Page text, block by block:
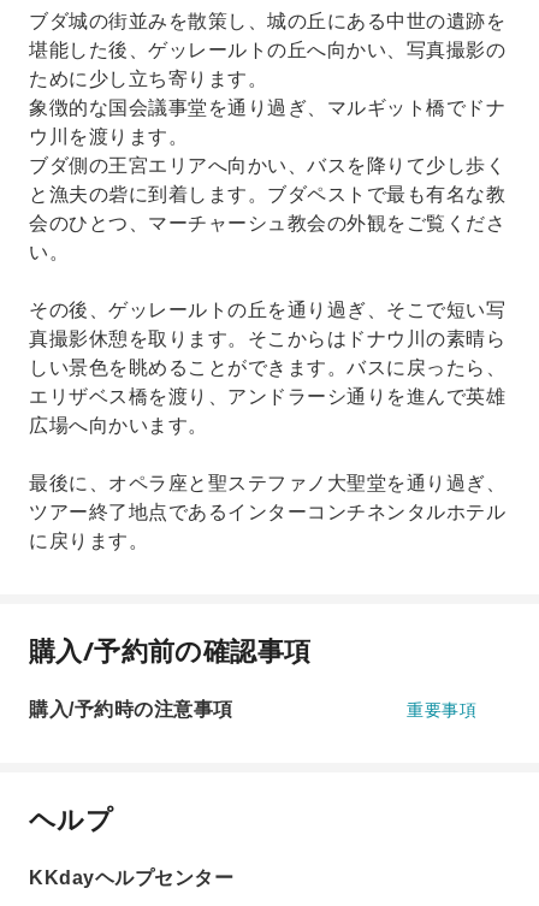
ブダ城の街並みを散策し、城の丘にある中世の遺跡を
堪能した後、ゲッレールトの丘へ向かい、写真撮影の
ために少し立ち寄ります。
象徴的な国会議事堂を通り過ぎ、マルギット橋でドナ
ウ川を渡ります。
ブダ側の王宮エリアへ向かい、バスを降りて少し歩く
と漁夫の砦に到着します。ブダペストで最も有名な教
会のひとつ、マーチャーシュ教会の外観をご覧くださ
い。
その後、ゲッレールトの丘を通り過ぎ、そこで短い写
真撮影休憩を取ります。そこからはドナウ川の素晴ら
しい景色を眺めることができます。バスに戻ったら、
エリザベス橋を渡り、アンドラーシ通りを進んで英雄
広場へ向かいます。
最後に、オペラ座と聖ステファノ大聖堂を通り過ぎ、
ツアー終了地点であるインターコンチネンタルホテル
に戻ります。
購入/予約前の確認事項
購入/予約時の注意事項 重要事項
ヘルプ
KKdayヘルプセンター